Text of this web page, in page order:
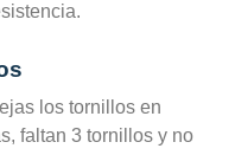
los tornillos en
faltan 3 tornillos y no